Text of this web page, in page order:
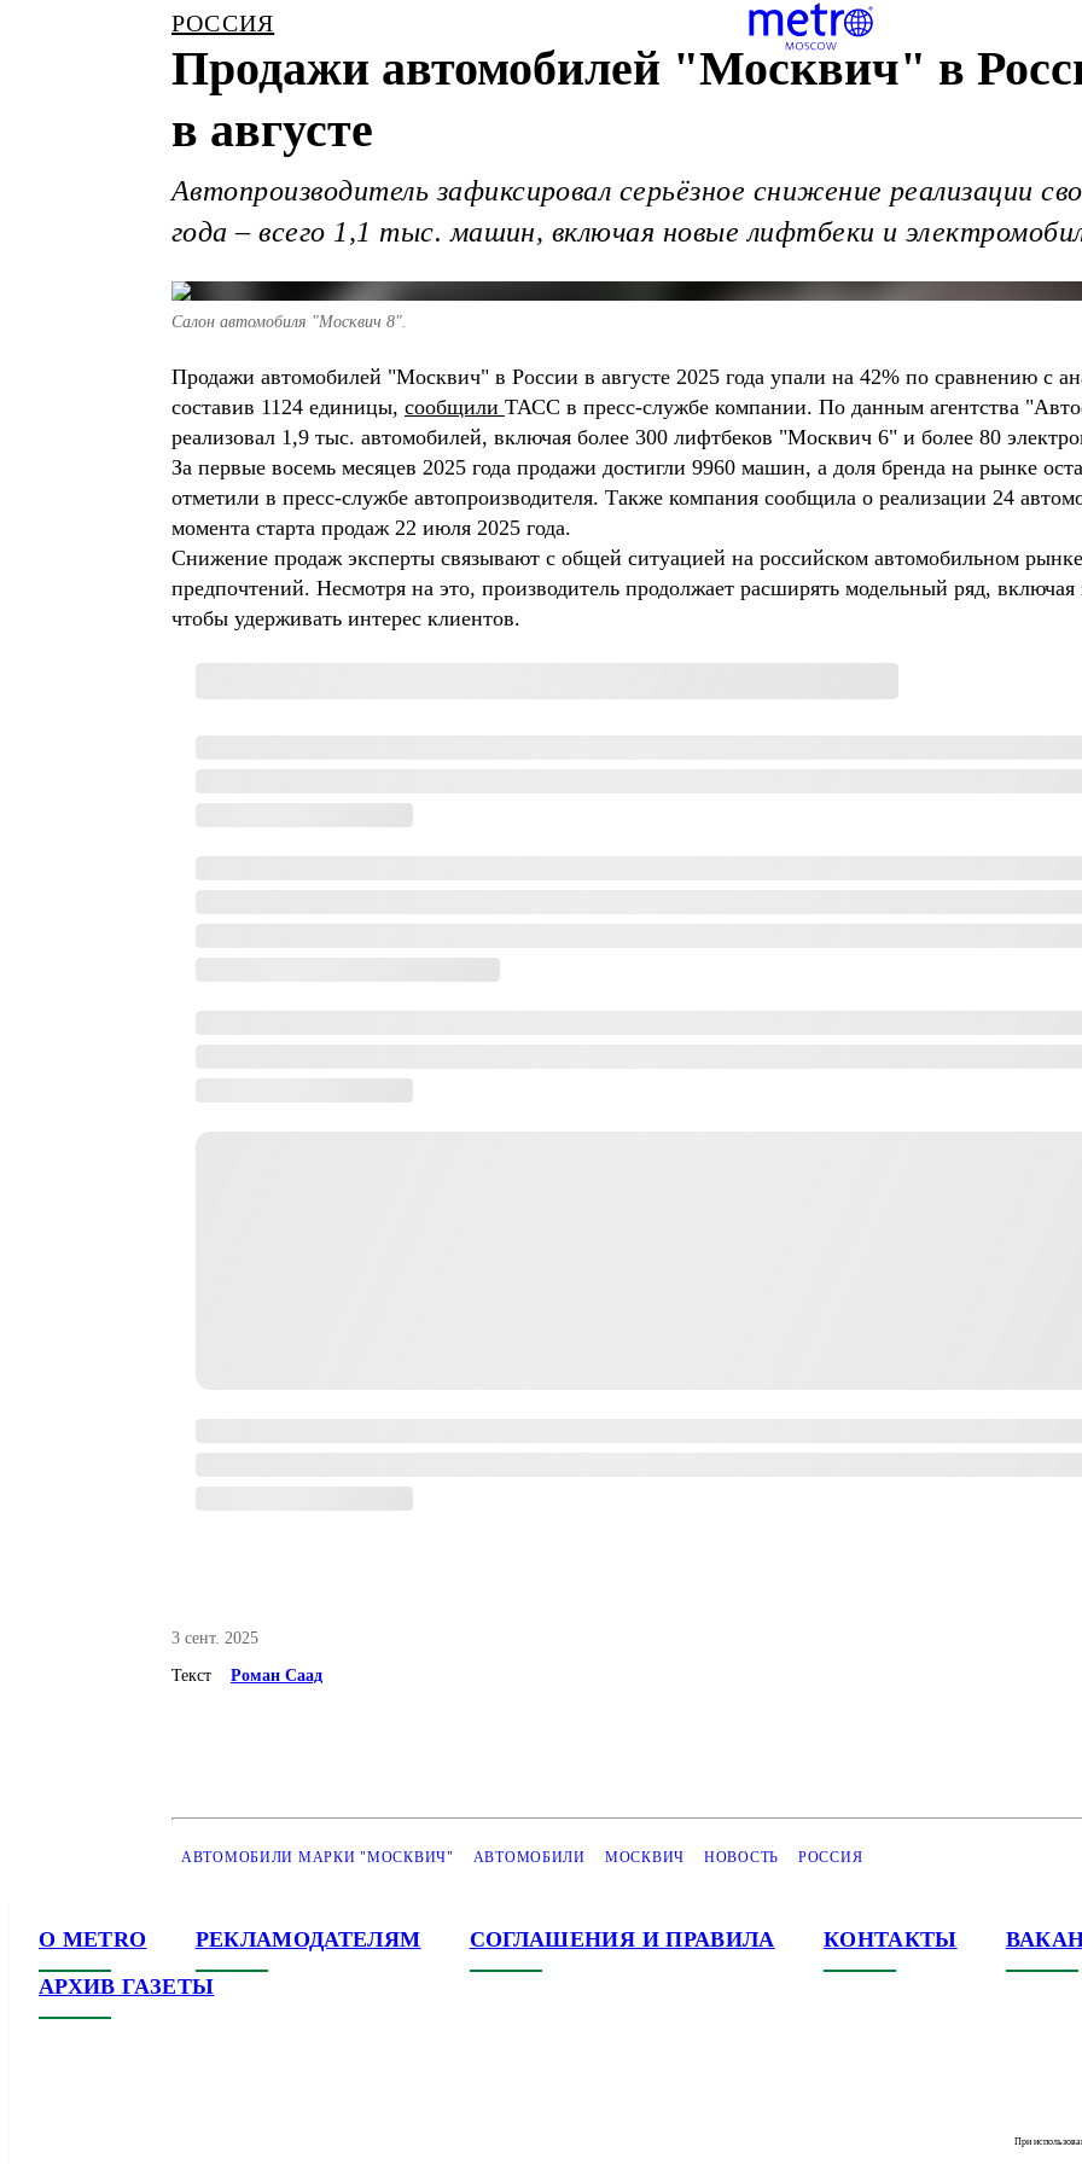
РОССИЯ
Продажи автомобилей "Москвич" в
в августе
Автопроизводитель зафиксировал серьёзное снижение реализации
года – всего 1,1 тыс. машин, включая новые лифтбеки и
Салон автомобиля "Москвич 8".
Продажи автомобилей "Москвич" в России в августе 2025 года упали на 42% по сравнению с
составив 1124 единицы, сообщили ТАСС в пресс-службе компании. По данным агентства
реализовал 1,9 тыс. автомобилей, включая более 300 лифтбеков "Москвич 6" и более 80
За первые восемь месяцев 2025 года продажи достигли 9960 машин, а доля бренда на рынке
отметили в пресс-службе автопроизводителя. Также компания сообщила о реализации 24
момента старта продаж 22 июля 2025 года.
Снижение продаж эксперты связывают с общей ситуацией на российском автомобильном
предпочтений. Несмотря на это, производитель продолжает расширять модельный ряд,
чтобы удерживать интерес клиентов.
3 сент. 2025
Текст Роман Саад
АВТОМОБИЛИ МАРКИ "МОСКВИЧ" АВТОМОБИЛИ МОСКВИЧ НОВОСТЬ РОССИЯ
О METRO РЕКЛАМОДАТЕЛЯМ СОГЛАШЕНИЯ И ПРАВИЛА КОНТАКТЫ
АРХИВ ГАЗЕТЫ
При